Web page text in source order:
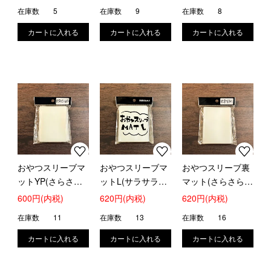
在庫数 5
に
在庫数 9 在庫数 8
おやつスリーブマ
ットYP(さらさ
ら・ザラザラ加工)
600円(内税)
在庫数 11
おやつスリーブマ
ットL(サラサラ・
ザラザラ加工)
620円(内税)
在庫数 13
おやつスリーブ裏
マット(さらさら・
ザラザラ加工)
620円(内税)
在庫数 16